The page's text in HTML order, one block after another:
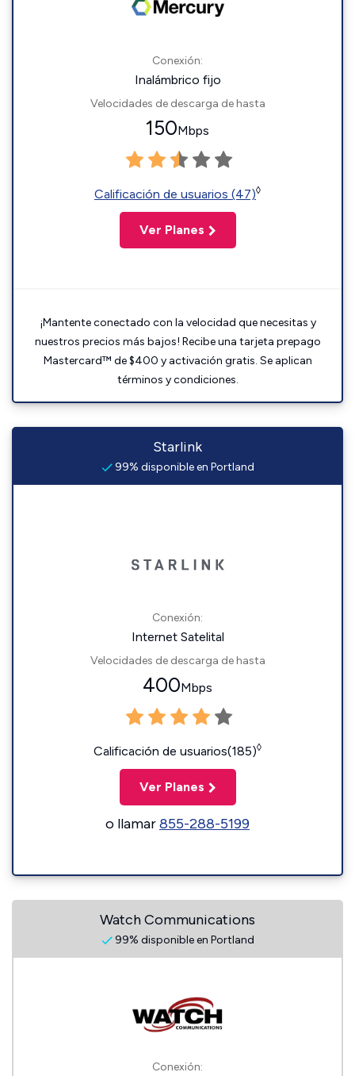
Conexión:
Inalámbrico fijo
Velocidades de descarga de hasta
150Mbps
Calificación de usuarios (47)◊
Ver Planes
¡Mantente conectado con la velocidad que necesitas y
nuestros precios más bajos! Recibe una tarjeta prepago
Mastercard™ de $400 y activación gratis. Se aplican
términos y condiciones.
Starlink
99% disponible en Portland
Conexión:
Internet Satelital
Velocidades de descarga de hasta
400Mbps
Calificación de usuarios(185)◊
Ver Planes
o llamar855-288-5199
Watch Communications
99% disponible en Portland
Conexión: